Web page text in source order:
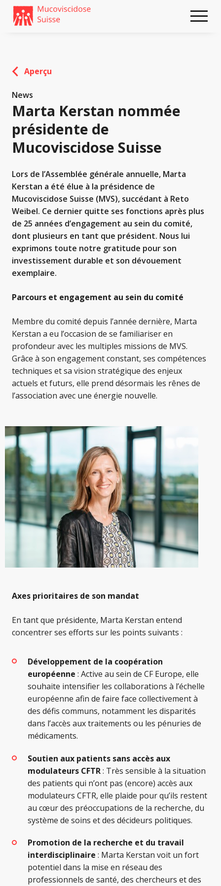
Weiter
zum
skip
Aperçu
News
Marta Kerstan nommée
présidente de
Mucoviscidose Suisse
Lors de l’Assemblée générale annuelle, Marta
Kerstan a été élue à la présidence de
Mucoviscidose Suisse (MVS), succédant à Reto
Weibel. Ce dernier quitte ses fonctions après plus
de 25 années d’engagement au sein du comité,
dont plusieurs en tant que président. Nous lui
exprimons toute notre gratitude pour son
investissement durable et son dévouement
exemplaire.
Parcours et engagement au sein du comité
Membre du comité depuis l’année dernière, Marta
Kerstan a eu l’occasion de se familiariser en
profondeur avec les multiples missions de MVS.
Grâce à son engagement constant, ses compétences
techniques et sa vision stratégique des enjeux
actuels et futurs, elle prend désormais les rênes de
l’association avec une énergie nouvelle.
Axes prioritaires de son mandat
En tant que présidente, Marta Kerstan entend
concentrer ses efforts sur les points suivants :
Développement de la coopération
européenne : Active au sein de CF Europe, elle
souhaite intensifier les collaborations à l’échelle
européenne afin de faire face collectivement à
des défis communs, notamment les disparités
dans l’accès aux traitements ou les pénuries de
médicaments.
Soutien aux patients sans accès aux
modulateurs CFTR: Très sensible à la situation
des patients qui n’ont pas (encore) accès aux
modulateurs CFTR, elle plaide pour qu’ils restent
au cœur des préoccupations de la recherche, du
système de soins et des décideurs politiques.
Promotion de la recherche et du travail
interdisciplinaire : Marta Kerstan voit un fort
potentiel dans la mise en réseau des
professionnels de santé, des chercheurs et des